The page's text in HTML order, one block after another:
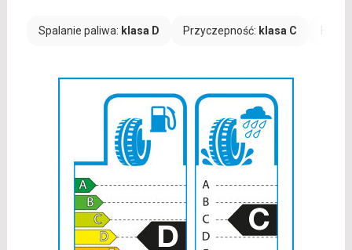
Spalanie paliwa: klasa D Przyczepność: klasa C